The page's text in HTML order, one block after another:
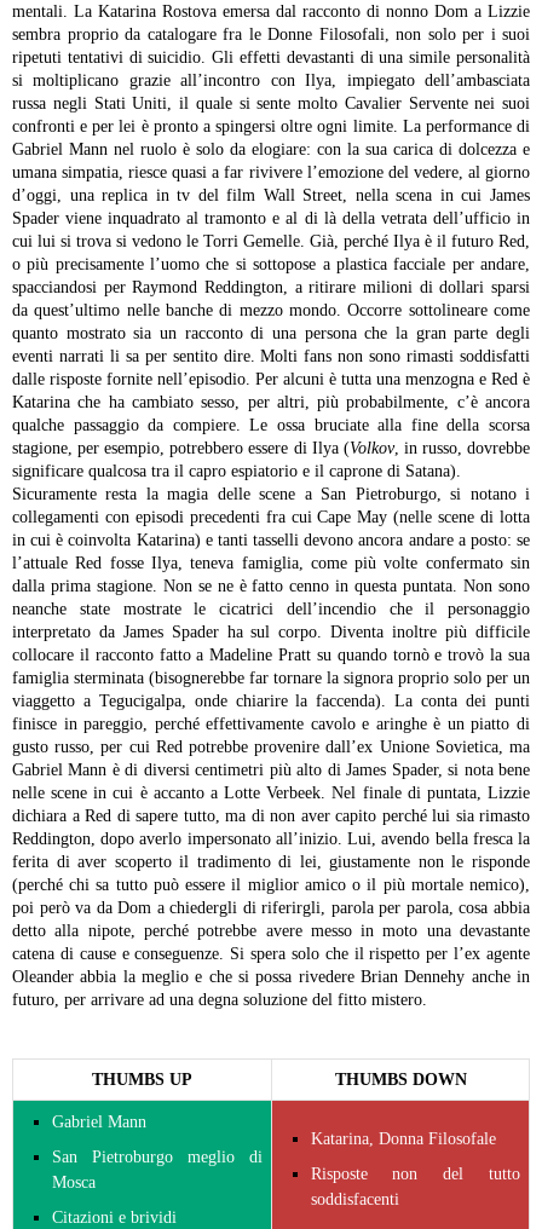
mentali. La Katarina Rostova emersa dal racconto di nonno Dom a Lizzie
sembra proprio da catalogare fra le Donne Filosofali, non solo per i suoi
ripetuti tentativi di suicidio. Gli effetti devastanti di una simile personalità
si moltiplicano grazie all’incontro con Ilya, impiegato dell’ambasciata
russa negli Stati Uniti, il quale si sente molto Cavalier Servente nei suoi
confronti e per lei è pronto a spingersi oltre ogni limite. La performance di
Gabriel Mann nel ruolo è solo da elogiare: con la sua carica di dolcezza e
umana simpatia, riesce quasi a far rivivere l’emozione del vedere, al giorno
d’oggi, una replica in tv del film Wall Street, nella scena in cui James
Spader viene inquadrato al tramonto e al di là della vetrata dell’ufficio in
cui lui si trova si vedono le Torri Gemelle. Già, perché Ilya è il futuro Red,
o più precisamente l’uomo che si sottopose a plastica facciale per andare,
spacciandosi per Raymond Reddington, a ritirare milioni di dollari sparsi
da quest’ultimo nelle banche di mezzo mondo. Occorre sottolineare come
quanto mostrato sia un racconto di una persona che la gran parte degli
eventi narrati li sa per sentito dire. Molti fans non sono rimasti soddisfatti
dalle risposte fornite nell’episodio. Per alcuni è tutta una menzogna e Red è
Katarina che ha cambiato sesso, per altri, più probabilmente, c’è ancora
qualche passaggio da compiere. Le ossa bruciate alla fine della scorsa
stagione, per esempio, potrebbero essere di Ilya (Volkov, in russo, dovrebbe
significare qualcosa tra il capro espiatorio e il caprone di Satana).
Sicuramente resta la magia delle scene a San Pietroburgo, si notano i
collegamenti con episodi precedenti fra cui Cape May (nelle scene di lotta
in cui è coinvolta Katarina) e tanti tasselli devono ancora andare a posto: se
l’attuale Red fosse Ilya, teneva famiglia, come più volte confermato sin
dalla prima stagione. Non se ne è fatto cenno in questa puntata. Non sono
neanche state mostrate le cicatrici dell’incendio che il personaggio
interpretato da James Spader ha sul corpo. Diventa inoltre più difficile
collocare il racconto fatto a Madeline Pratt su quando tornò e trovò la sua
famiglia sterminata (bisognerebbe far tornare la signora proprio solo per un
viaggetto a Tegucigalpa, onde chiarire la faccenda). La conta dei punti
finisce in pareggio, perché effettivamente cavolo e aringhe è un piatto di
gusto russo, per cui Red potrebbe provenire dall’ex Unione Sovietica, ma
Gabriel Mann è di diversi centimetri più alto di James Spader, si nota bene
nelle scene in cui è accanto a Lotte Verbeek. Nel finale di puntata, Lizzie
dichiara a Red di sapere tutto, ma di non aver capito perché lui sia rimasto
Reddington, dopo averlo impersonato all’inizio. Lui, avendo bella fresca la
ferita di aver scoperto il tradimento di lei, giustamente non le risponde
(perché chi sa tutto può essere il miglior amico o il più mortale nemico),
poi però va da Dom a chiedergli di riferirgli, parola per parola, cosa abbia
detto alla nipote, perché potrebbe avere messo in moto una devastante
catena di cause e conseguenze. Si spera solo che il rispetto per l’ex agente
Oleander abbia la meglio e che si possa rivedere Brian Dennehy anche in
futuro, per arrivare ad una degna soluzione del fitto mistero.
THUMBS UP THUMBS DOWN
Gabriel Mann
San Pietroburgo meglio di
Mosca
Citazioni e brividi
Katarina, Donna Filosofale
Risposte non del tutto
soddisfacenti